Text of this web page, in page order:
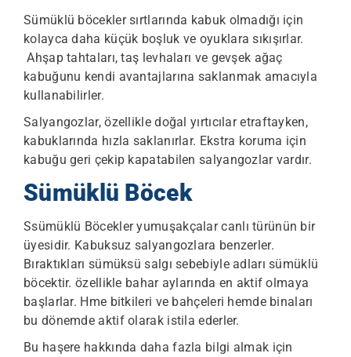
Sümüklü böcekler sırtlarında kabuk olmadığı için
kolayca daha küçük boşluk ve oyuklara sıkışırlar.
Ahşap tahtaları, taş levhaları ve gevşek ağaç
kabuğunu kendi avantajlarına saklanmak amacıyla
kullanabilirler.
Salyangozlar, özellikle doğal yırtıcılar etraftayken,
kabuklarında hızla saklanırlar. Ekstra koruma için
kabuğu geri çekip kapatabilen salyangozlar vardır.
Sümüklü Böcek
Ssümüklü Böcekler yumuşakçalar canlı türünün bir
üyesidir. Kabuksuz salyangozlara benzerler.
Bıraktıkları sümüksü salgı sebebiyle adları sümüklü
böcektir. özellikle bahar aylarında en aktif olmaya
başlarlar. Hme bitkileri ve bahçeleri hemde binaları
bu dönemde aktif olarak istila ederler.
Bu haşere hakkında daha fazla bilgi almak için